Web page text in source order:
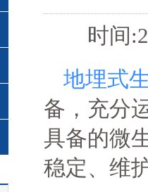
时间
地埋式
备，充分
具备的微
稳定、维